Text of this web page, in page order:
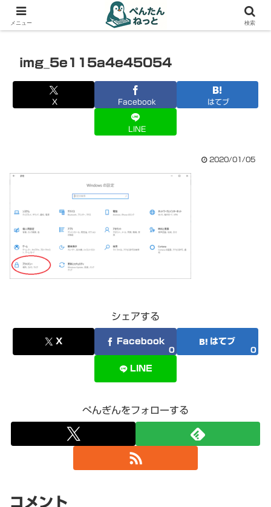
PCやガジェットの備忘録
img_5e115a4e45054
X Facebook はてブ
LINE
2020/01/05
シェアする
X Facebook
0
はてブ
0
LINE
ぺんぎんをフォローする
コメント
メニュー 検索